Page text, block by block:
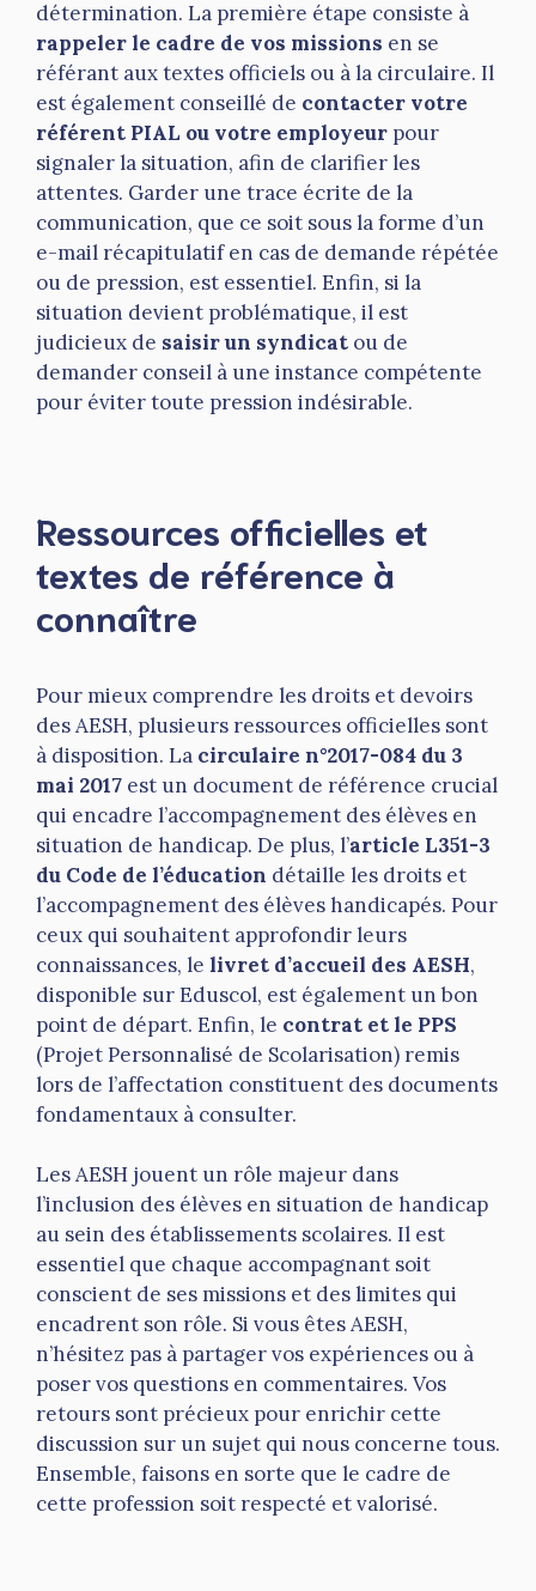
détermination. La première étape consiste à
rappeler le cadre de vos missions en se
référant aux textes officiels ou à la circulaire. Il
est également conseillé de contacter votre
référent PIAL ou votre employeur pour
signaler la situation, afin de clarifier les
attentes. Garder une trace écrite de la
communication, que ce soit sous la forme d’un
e-mail récapitulatif en cas de demande répétée
ou de pression, est essentiel. Enfin, si la
situation devient problématique, il est
judicieux de saisir un syndicat ou de
demander conseil à une instance compétente
pour éviter toute pression indésirable.
Ressources officielles et
textes de référence à
connaître
Pour mieux comprendre les droits et devoirs
des AESH, plusieurs ressources officielles sont
à disposition. La circulaire n°2017-084 du 3
mai 2017 est un document de référence crucial
qui encadre l’accompagnement des élèves en
situation de handicap. De plus, l’article L351-3
du Code de l’éducation détaille les droits et
l’accompagnement des élèves handicapés. Pour
ceux qui souhaitent approfondir leurs
connaissances, le livret d’accueil des AESH,
disponible sur Eduscol, est également un bon
point de départ. Enfin, le contrat et le PPS
(Projet Personnalisé de Scolarisation) remis
lors de l’affectation constituent des documents
fondamentaux à consulter.
Les AESH jouent un rôle majeur dans
l’inclusion des élèves en situation de handicap
au sein des établissements scolaires. Il est
essentiel que chaque accompagnant soit
conscient de ses missions et des limites qui
encadrent son rôle. Si vous êtes AESH,
n’hésitez pas à partager vos expériences ou à
poser vos questions en commentaires. Vos
retours sont précieux pour enrichir cette
discussion sur un sujet qui nous concerne tous.
Ensemble, faisons en sorte que le cadre de
cette profession soit respecté et valorisé.